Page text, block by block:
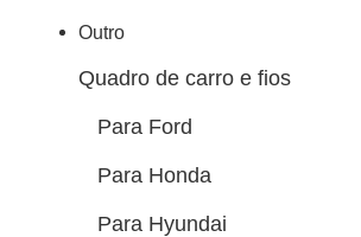
Outro
Quadro de carro e fios
Para Ford
Para Honda
Para Hyundai